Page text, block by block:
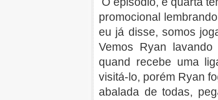
promocional
eu já disse, somos
Vemos Ryan
quand recebe uma
visitá-lo, porém Ryan
abalada de todas,